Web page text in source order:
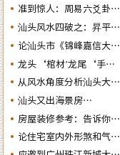
准到惊人：周易六爻卦占
运经典案例分享
汕头风水四破之：昇平路
骑楼拆毁破坏了蜘蛛网的
风水局
论汕头市《锦峰嘉信大
厦》这栋“烂尾王”楼盘
与风水态势的关系
龙头‘棺材’龙尾‘手
铐’汕头这两栋建筑物是
否隐藏着风水造局的悬
念？
从风水角度分析汕头大港
河产城融合示范区何时能
兴旺？
汕头又出海景房​​​​​笋盘！很
多人都在问：腾瑞滨海湾
楼盘的风水态势怎么样？
房屋装修参考：告诉你房
子装修时鲁班法的催财催
官催文昌方法
论住宅室内外形煞和气煞
的危害及可化与不可化的